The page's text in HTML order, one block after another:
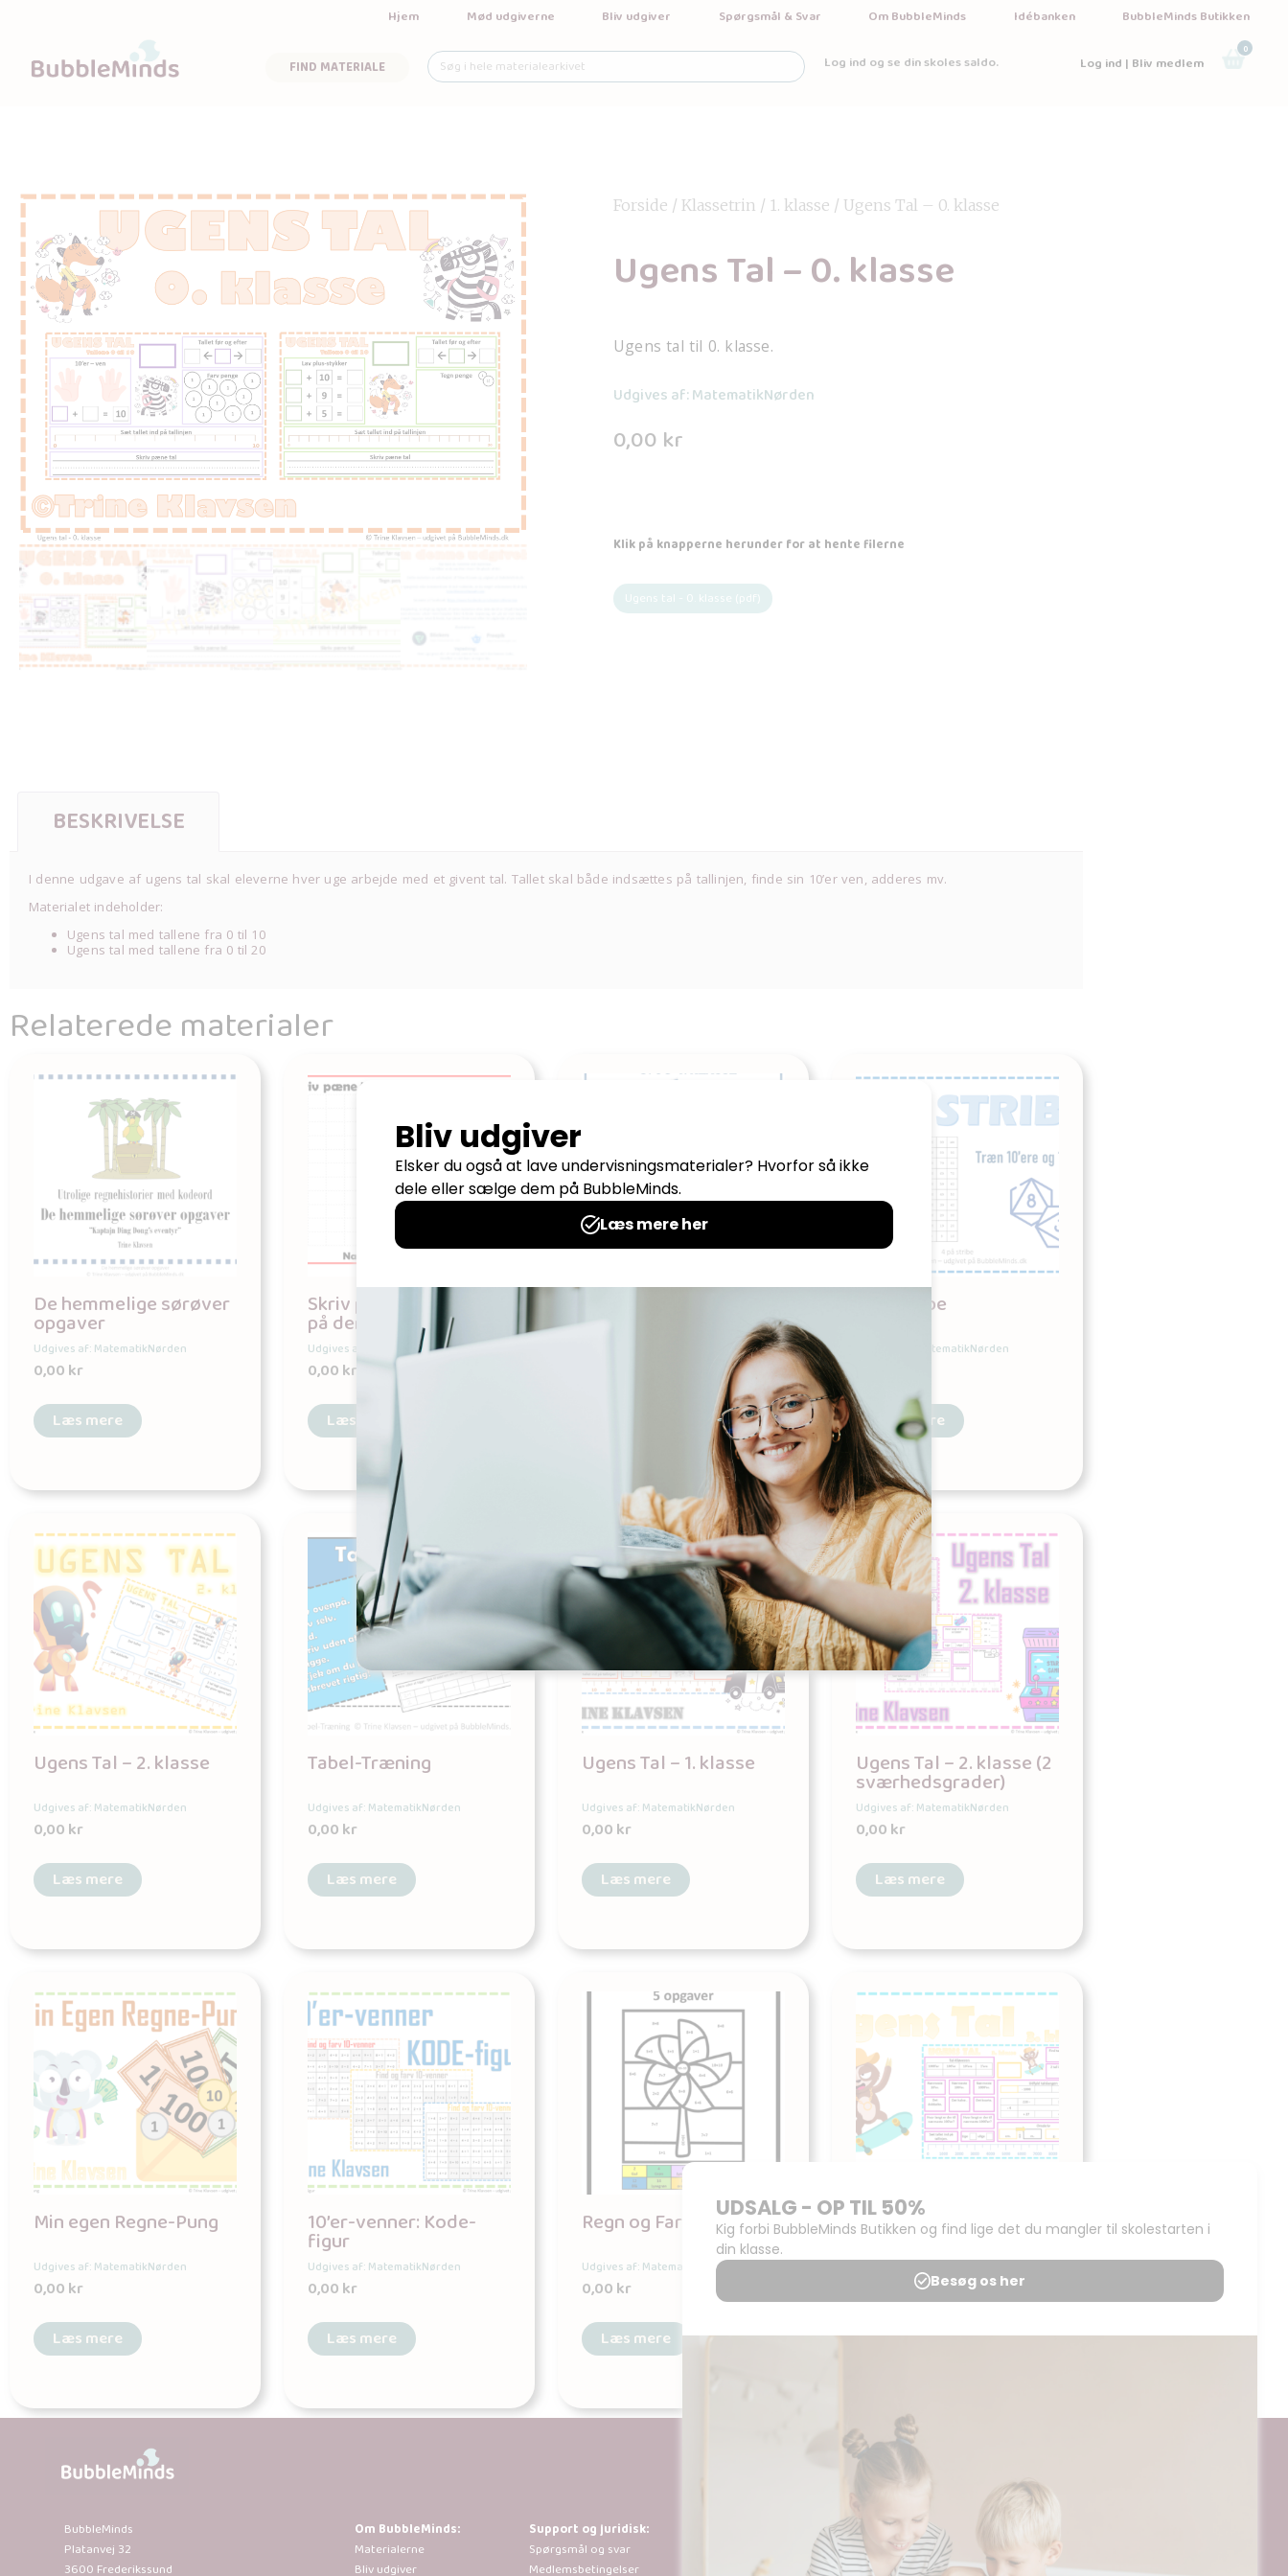
Hjem Mød udgiverne Bliv udgiver Spørgsmål & Svar Om BubbleMinds Idébanken BubbleMinds Butikken
FIND MATERIALE Log ind og se din skoles saldo. Log ind | Bliv medlem
0
Forside / Klassetrin / 1. klasse / Ugens Tal – 0. klasse
Ugens Tal – 0. klasse
Ugens tal til 0. klasse.
Udgives af: MatematikNørden
0,00 kr
Klik på knapperne herunder for at hente filerne
Ugens tal - 0. klasse (pdf)
BESKRIVELSE
I denne udgave af ugens tal skal eleverne hver uge arbejde med et givent tal. Tallet skal både indsættes på tallinjen, finde sin 10’er ven, adderes mv.
Materialet indeholder:
Ugens tal med tallene fra 0 til 10
Ugens tal med tallene fra 0 til 20
Relaterede materialer
De hemmelige sørøver
opgaver
Udgives af: MatematikNørden
0,00kr
Læs mere
Skriv pæne tal – start
på den røde prik
Udgives af: MatematikNørden
0,00kr
Læs mere
klasse
4 på stribe
Udgives af: MatematikNørden
Læs mere
Ugens Tal – 2. klasse
Udgives af: MatematikNørden
0,00kr
Læs mere
Tabel-Træning
Udgives af: MatematikNørden
0,00kr
Læs mere
Ugens Tal – 1. klasse
Udgives af: MatematikNørden
0,00kr
Læs mere
Ugens Tal – 2. klasse (2
sværhedsgrader)
Udgives af: MatematikNørden
0,00kr
Læs mere
Min egen Regne-Pung
Udgives af: MatematikNørden
0,00kr
Læs mere
10’er-venner: Kode-
figur
Udgives af: MatematikNørden
0,00kr
Læs mere
Regn og Farv Talpar
Udgives af: MatematikNørden
0,00kr
Læs mere
Ugens Tal – 3. klasse
Læs mere
BubbleMinds
Platanvej 32
3600 Frederikssund
Om BubbleMinds:
Materialerne
Bliv udgiver
Support og juridisk:
Spørgsmål og svar
Medlemsbetingelser
Al kopiering, analogt og digitalt, af materialer på BubbleMinds eller dele deraf er
tilladt i henhold til undervisningsinstitutionens aftale med Tekst & Node. Kopiering,
der går ud over begrænsningsreglerne i aftalen med Tekst & Node, kan alene finde